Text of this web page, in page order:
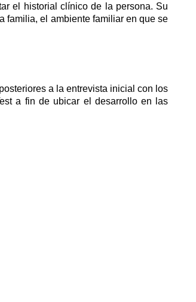
el historial clínico de la persona. Su
familia, el ambiente familiar en que se
a la entrevista inicial con los
a fin de ubicar el desarrollo en las